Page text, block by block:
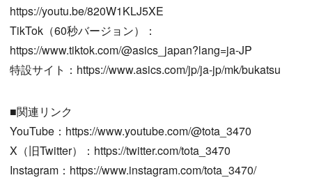
https://youtu.be/820W1KLJ5XE
TikTok（60秒バージョン）：
https://www.tiktok.com/@asics_japan?lang=ja-JP
特設サイト：https://www.asics.com/jp/ja-jp/mk/bukatsu
■関連リンク
YouTube：https://www.youtube.com/@tota_3470
X（旧Twitter）：https://twitter.com/tota_3470
Instagram：https://www.instagram.com/tota_3470/